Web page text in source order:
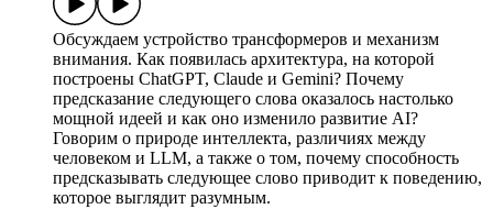
Обсуждаем устройство трансформеров и механизм
внимания. Как появилась архитектура, на которой
построены ChatGPT, Claude и Gemini? Почему
предсказание следующего слова оказалось настолько
мощной идеей и как оно изменило развитие AI?
Говорим о природе интеллекта, различиях между
человеком и LLM, а также о том, почему способность
предсказывать следующее слово приводит к поведению,
которое выглядит разумным.